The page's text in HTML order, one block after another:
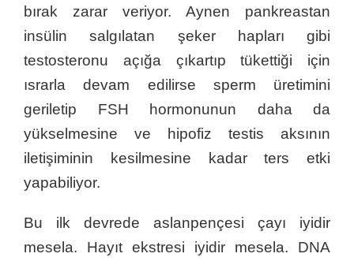
bırak zarar veriyor. Aynen pankreastan
insülin salgılatan şeker hapları gibi
testosteronu açığa çıkartıp tükettiği için
ısrarla devam edilirse sperm üretimini
geriletip FSH hormonunun daha da
yükselmesine ve hipofiz testis aksının
iletişiminin kesilmesine kadar ters etki
yapabiliyor.
Bu ilk devrede aslanpençesi çayı iyidir
mesela. Hayıt ekstresi iyidir mesela. DNA